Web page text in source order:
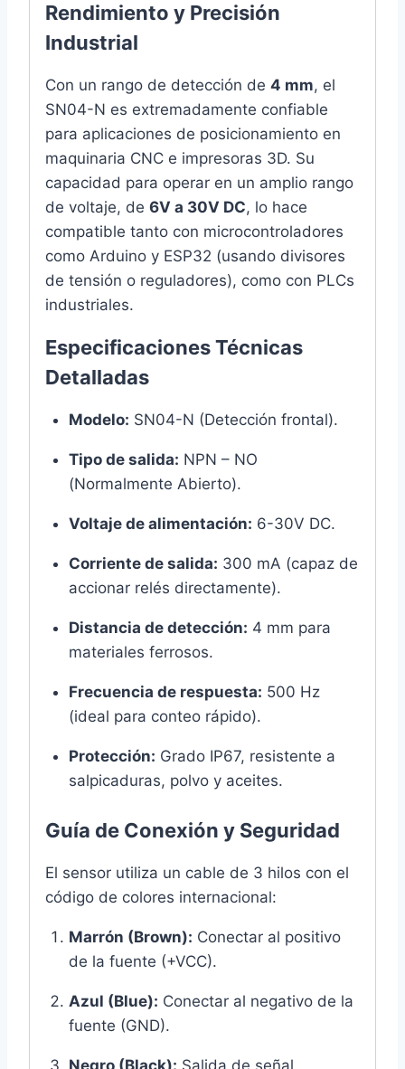
Rendimiento y Precisión
Industrial
Con un rango de detección de 4 mm, el
SN04-N es extremadamente confiable
para aplicaciones de posicionamiento en
maquinaria CNC e impresoras 3D. Su
capacidad para operar en un amplio rango
de voltaje, de 6V a 30V DC, lo hace
compatible tanto con microcontroladores
como Arduino y ESP32 (usando divisores
de tensión o reguladores), como con PLCs
industriales.
Especificaciones Técnicas
Detalladas
Modelo: SN04-N (Detección frontal).
Tipo de salida: NPN – NO
(Normalmente Abierto).
Voltaje de alimentación: 6-30V DC.
Corriente de salida: 300 mA (capaz de
accionar relés directamente).
Distancia de detección: 4 mm para
materiales ferrosos.
Frecuencia de respuesta: 500 Hz
(ideal para conteo rápido).
Protección: Grado IP67, resistente a
salpicaduras, polvo y aceites.
Guía de Conexión y Seguridad
El sensor utiliza un cable de 3 hilos con el
código de colores internacional:
Marrón (Brown): Conectar al positivo
de la fuente (+VCC).
Azul (Blue): Conectar al negativo de la
fuente (GND).